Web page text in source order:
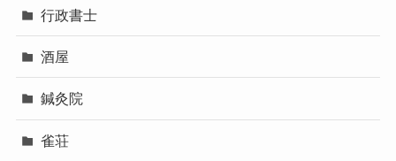
行政書士
酒屋
鍼灸院
雀荘